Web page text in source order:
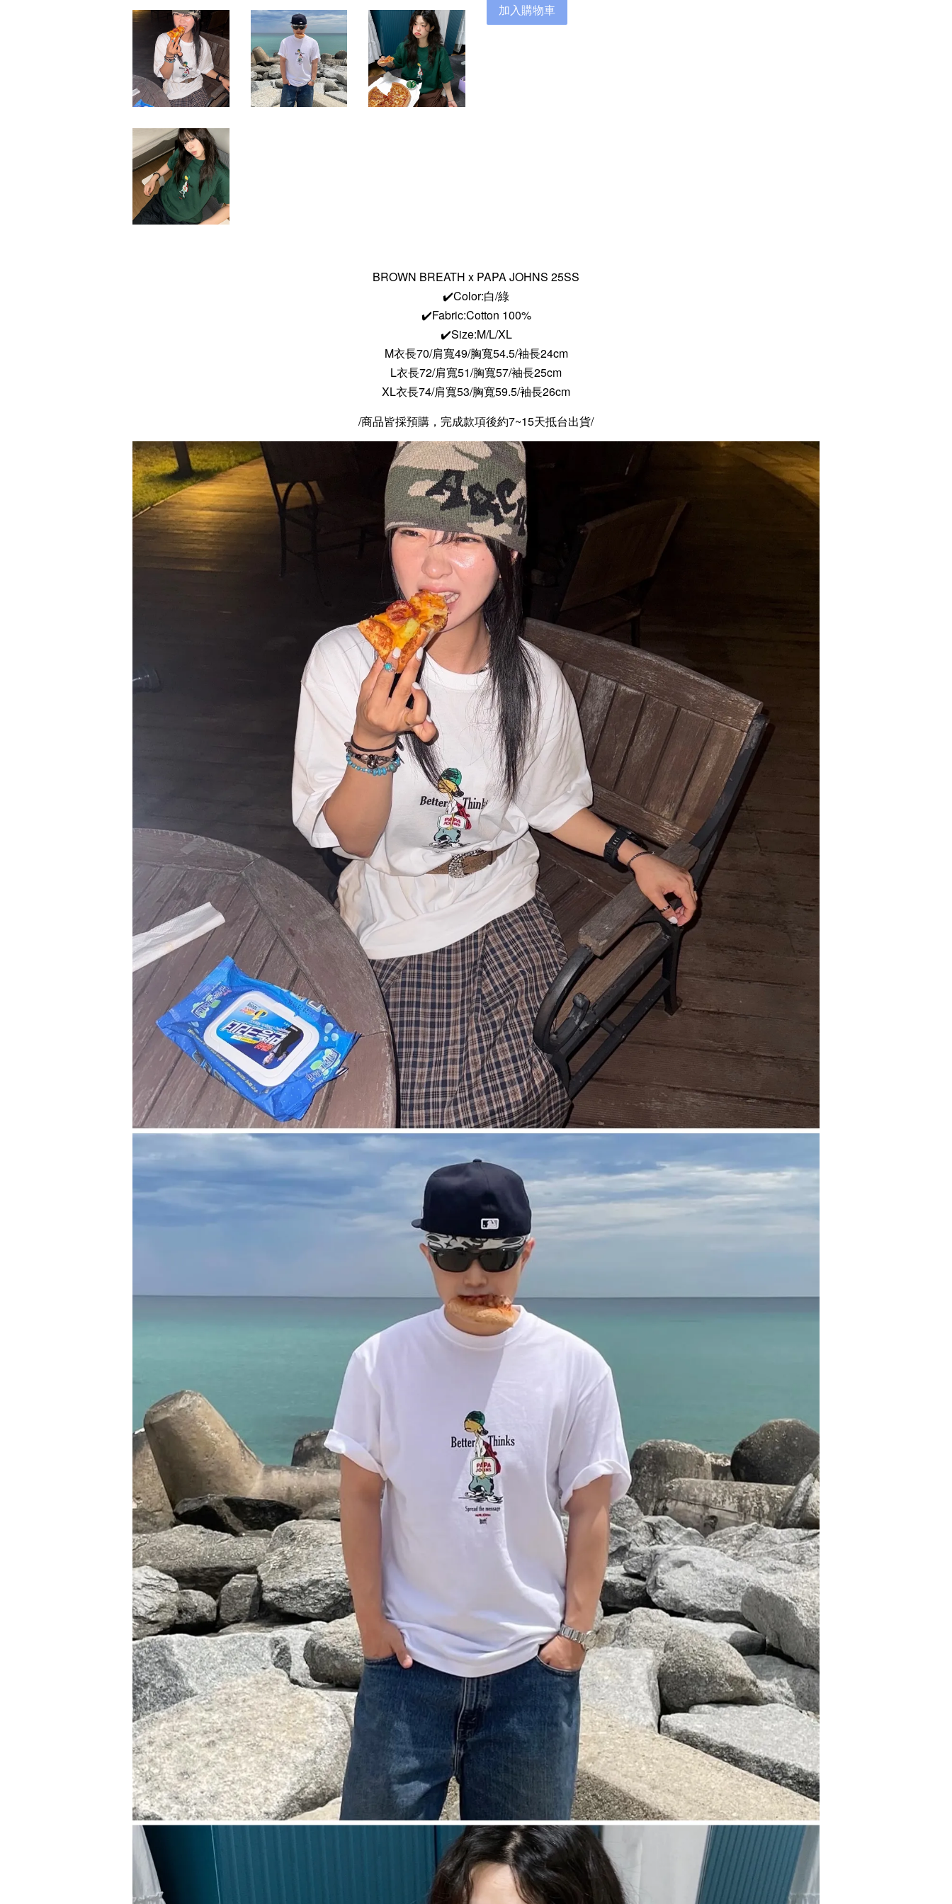
加入購物車
BROWN BREATH x PAPA JOHNS 25SS
✔️Color:白/綠
✔️Fabric:Cotton 100%
✔️Size:M/L/XL
M衣長70/肩寬49/胸寬54.5/袖長24cm
L衣長72/肩寬51/胸寬57/袖長25cm
XL衣長74/肩寬53/胸寬59.5/袖長26cm
/商品皆採預購，完成款項後約7~15天抵台出貨/